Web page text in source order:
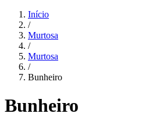
Início
/
Murtosa
/
Murtosa
/
Bunheiro
Bunheiro